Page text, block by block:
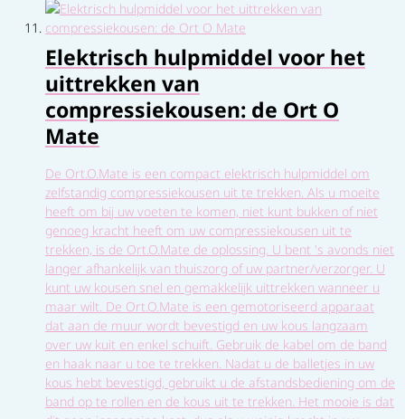
Elektrisch hulpmiddel voor het
uittrekken van
compressiekousen: de Ort O
Mate
De Ort.O.Mate is een compact elektrisch hulpmiddel om
zelfstandig compressiekousen uit te trekken. Als u moeite
heeft om bij uw voeten te komen, niet kunt bukken of niet
genoeg kracht heeft om uw compressiekousen uit te
trekken, is de Ort.O.Mate de oplossing. U bent 's avonds niet
langer afhankelijk van thuiszorg of uw partner/verzorger. U
kunt uw kousen snel en gemakkelijk uittrekken wanneer u
maar wilt. De Ort.O.Mate is een gemotoriseerd apparaat
dat aan de muur wordt bevestigd en uw kous langzaam
over uw kuit en enkel schuift. Gebruik de kabel om de band
en haak naar u toe te trekken. Nadat u de balletjes in uw
kous hebt bevestigd, gebruikt u de afstandsbediening om de
band op te rollen en de kous uit te trekken. Het mooie is dat